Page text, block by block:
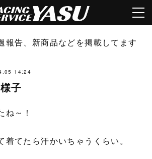
報告、新商品などを掲載してます
14:24
子
ね～！
着てたら汗かいちゃうくらい。